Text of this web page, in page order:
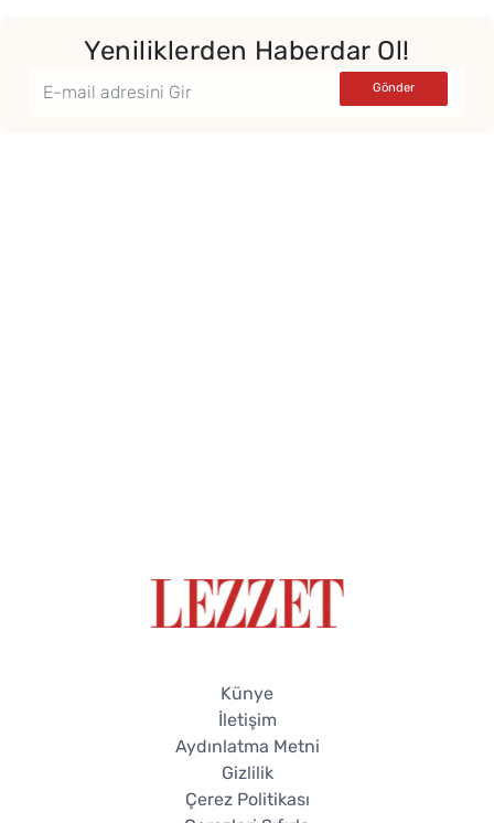
Yeniliklerden Haberdar Ol!
Künye
İletişim
Aydınlatma Metni
Gizlilik
Çerez Politikası